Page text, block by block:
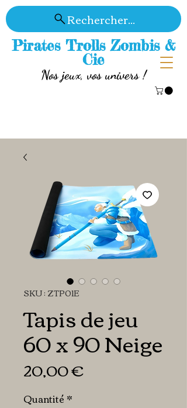
Pirates Trolls Zombis &
Cie
Nos jeux, vos univers !
Rechercher...
SKU : ZTP01E
Tapis de jeu
60 x 90 Neige
20,00 €Prix
Quantité *